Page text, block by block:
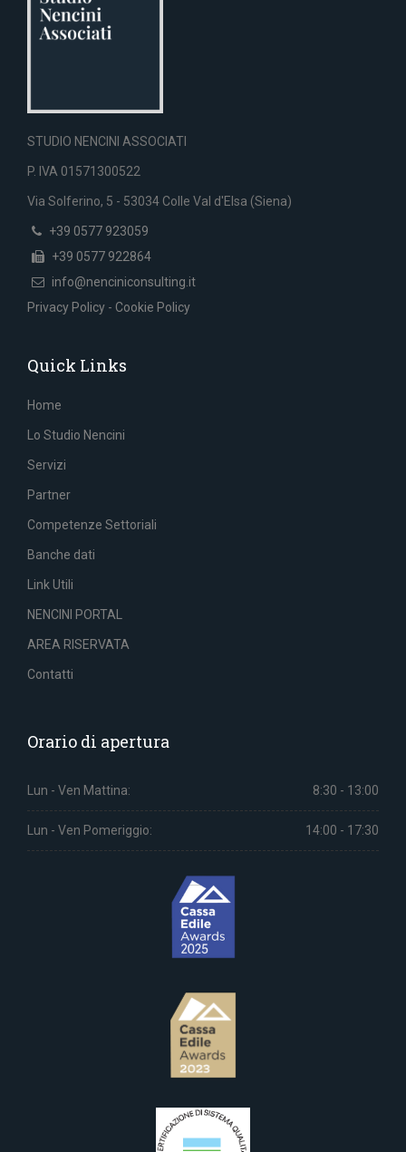
STUDIO NENCINI ASSOCIATI
P. IVA 01571300522
Via Solferino, 5 - 53034 Colle Val d'Elsa (Siena)
+39 0577 923059
+39 0577 922864
info@nenciniconsulting.it
Privacy Policy - Cookie Policy
Quick Links
Home
Lo Studio Nencini
Servizi
Partner
Competenze Settoriali
Banche dati
Link Utili
NENCINI PORTAL
AREA RISERVATA
Contatti
Orario di apertura
Lun - Ven Mattina: 8:30 - 13:00
Lun - Ven Pomeriggio: 14:00 - 17:30